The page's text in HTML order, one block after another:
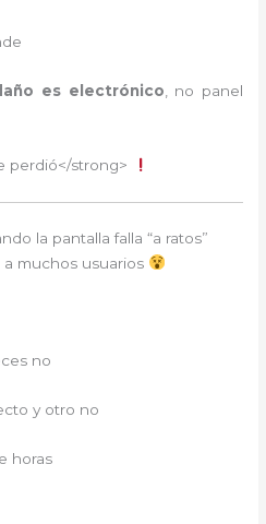
es electrónico, no panel
perdió</strong>
la pantalla falla “a ratos”
muchos usuarios
no
y otro no
horas